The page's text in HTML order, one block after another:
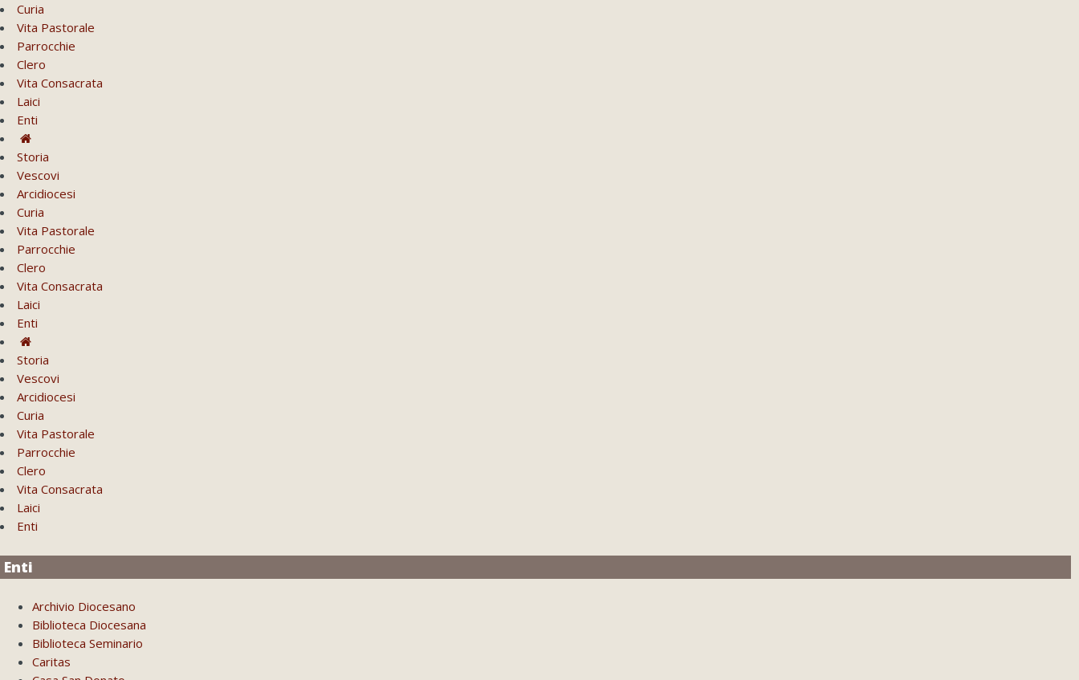
Curia
Vita Pastorale
Parrocchie
Clero
Vita Consacrata
Laici
Enti
Storia
Vescovi
Arcidiocesi
Curia
Vita Pastorale
Parrocchie
Clero
Vita Consacrata
Laici
Enti
Storia
Vescovi
Arcidiocesi
Curia
Vita Pastorale
Parrocchie
Clero
Vita Consacrata
Laici
Enti
Enti
Archivio Diocesano
Biblioteca Diocesana
Biblioteca Seminario
Caritas